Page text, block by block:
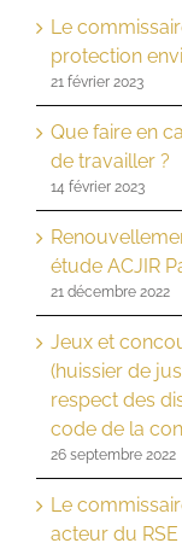
Le
protection
21 février 2023
Que faire en
de travailler ?
14 février 2023
étude ACJIR
21 décembre 2022
Jeux et
(huissier de
respect des
code de la
26 septembre 2022
Le
acteur du RSE